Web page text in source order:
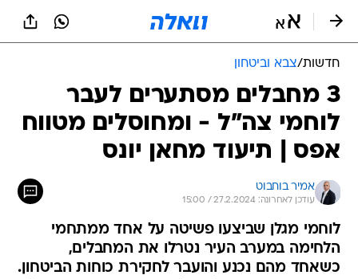
חדשות/צבא וביטחון
3 מחבלים מסתערים לעבר
לוחמי צה"ל - ומחוסלים מטווח
אפס | תיעוד מחאן יונס
אמיר בוחבוט
עודכן לאחרונה: 27.2.2024 / 15:00
לוחמי מגלן שביצעו פשיטה על אחד ממתחמי
הלחימה במערב העיר נטרלו את המחבלים,
כשאחד מהם נכנע והועבר לחקירת כוחות הביטחון.